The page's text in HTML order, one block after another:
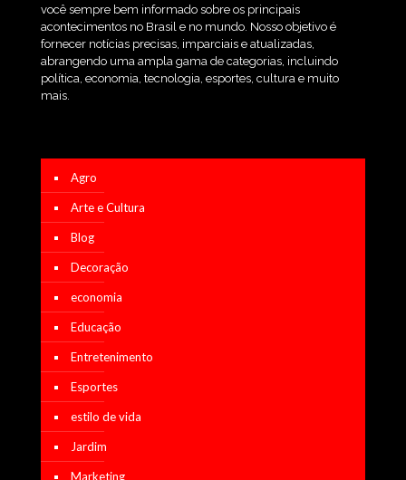
você sempre bem informado sobre os principais
acontecimentos no Brasil e no mundo. Nosso objetivo é
fornecer notícias precisas, imparciais e atualizadas,
abrangendo uma ampla gama de categorias, incluindo
política, economia, tecnologia, esportes, cultura e muito
mais.
Agro
Arte e Cultura
Blog
Decoração
economia
Educação
Entretenimento
Esportes
estilo de vida
Jardim
Marketing